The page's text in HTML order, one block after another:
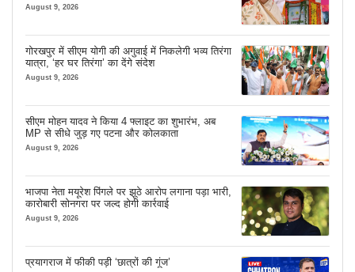
August 9, 2026
गोरखपुर में सीएम योगी की अगुवाई में निकलेगी भव्य तिरंगा
यात्रा, ‘हर घर तिरंगा’ का देंगे संदेश
August 9, 2026
सीएम मोहन यादव ने किया 4 फ्लाइट का शुभारंभ, अब
MP से सीधे जुड़ गए पटना और कोलकाता
August 9, 2026
भाजपा नेता मयूरेश पिंगले पर झूठे आरोप लगाना पड़ा भारी,
कारोबारी सोनगरा पर जल्द होगी कार्रवाई
August 9, 2026
प्रयागराज में फीकी पड़ी ‘छात्रों की गूंज’